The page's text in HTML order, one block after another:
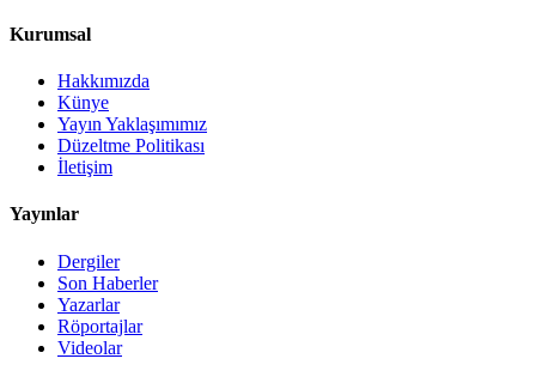
Kurumsal
Hakkımızda
Künye
Yayın Yaklaşımımız
Düzeltme Politikası
İletişim
Yayınlar
Dergiler
Son Haberler
Yazarlar
Röportajlar
Videolar